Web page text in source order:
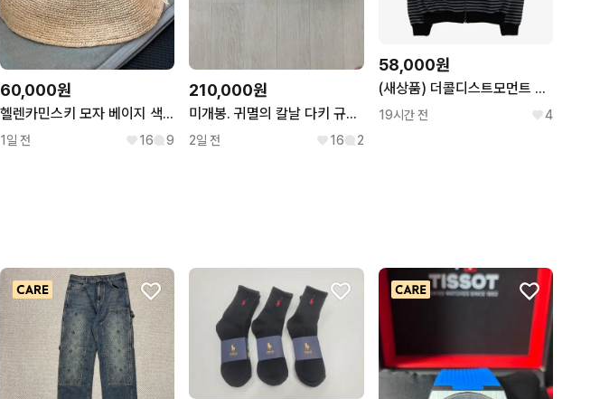
60,000원
헬렌카민스키 모자 베이지 색상
1일 전 16 9
210,000원
미개봉. 귀멸의 칼날 다키 규타로 c상 피규어 제일복권 불멸의 유대
2일 전 16 2
58,000원
(새상품) 더콜디스트모먼트 후드집업 TCM stripe hooded zip-up
19시간 전 4